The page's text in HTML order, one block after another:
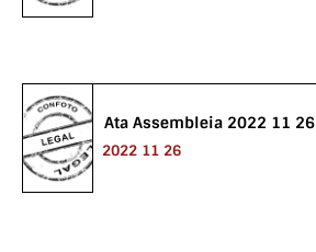
Ata Assembleia 2022 11 26
2022 11 26